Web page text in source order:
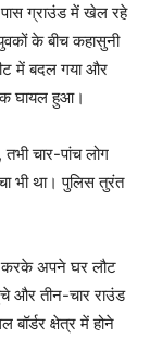
ग्राउंड में खेल रहे
के बीच कहासुनी
में बदल गया और
घायल हुआ।
चार-पांच लोग
भी था। पुलिस तुरंत
करके अपने घर लौट
और तीन-चार राउंड
क्षेत्र में होने